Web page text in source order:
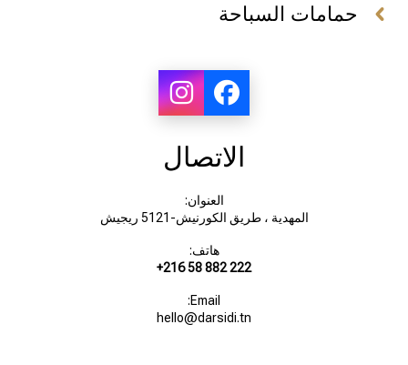
حمامات السباحة
الاتصال
العنوان:
المهدية ، طريق الكورنيش-5121 ريجيش
هاتف:
+216 58 882 222
Email:
hello@darsidi.tn